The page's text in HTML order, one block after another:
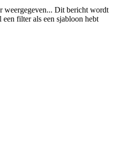
weergegeven... Dit bericht wordt
filter als een sjabloon hebt